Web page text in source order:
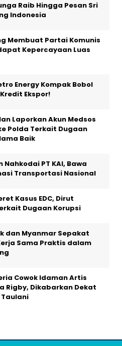
Raib Hingga Pesan Sri
Indonesia
Membuat Partai Komunis
Kepercayaan Luas
Energy Kompak Bobol
Ekspor!
Laporkan Akun Medsos
Polda Terkait Dugaan
Baik
Nahkodai PT KAI, Bawa
Transportasi Nasional
Kasus EDC, Dirut
Dugaan Korupsi
dan Myanmar Sepakat
Sama Praktis dalam
Cowok Idaman Artis
Rigby, Dikabarkan Dekat